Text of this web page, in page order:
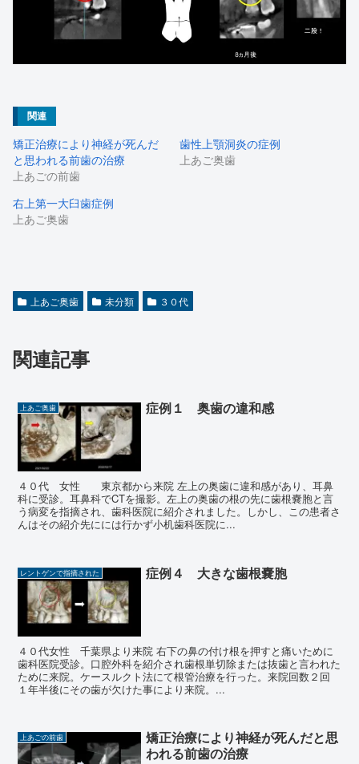
関連
矯正治療により神経が死んだ
と思われる前歯の治療
上あごの前歯
歯性上顎洞炎の症例
上あご奥歯
右上第一大臼歯症例
上あご奥歯
上あご奥歯 未分類 ３０代
関連記事
上あご奥歯 症例１ 奥歯の違和感
４０代 女性 東京都から来院 左上の奥歯に違和感があり、耳鼻
科に受診。耳鼻科でCTを撮影。左上の奥歯の根の先に歯根嚢胞と言
う病変を指摘され、歯科医院に紹介されました。しかし、この患者さ
んはその紹介先にには行かず小机歯科医院に...
レントゲンで指摘された 症例４ 大きな歯根嚢胞
４０代女性 千葉県より来院 右下の鼻の付け根を押すと痛いために
歯科医院受診。口腔外科を紹介され歯根単切除または抜歯と言われた
ために来院。ケースルクト法にて根管治療を行った。来院回数２回
１年半後にその歯が欠けた事により来院。...
上あごの前歯
矯正治療により神経が死んだと思
われる前歯の治療